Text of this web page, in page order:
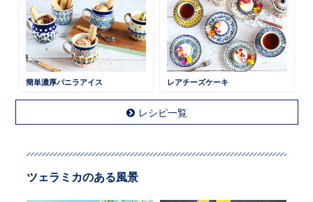
簡単濃厚バニラアイス レアチーズケーキ
レシピ一覧
ツェラミカのある風景